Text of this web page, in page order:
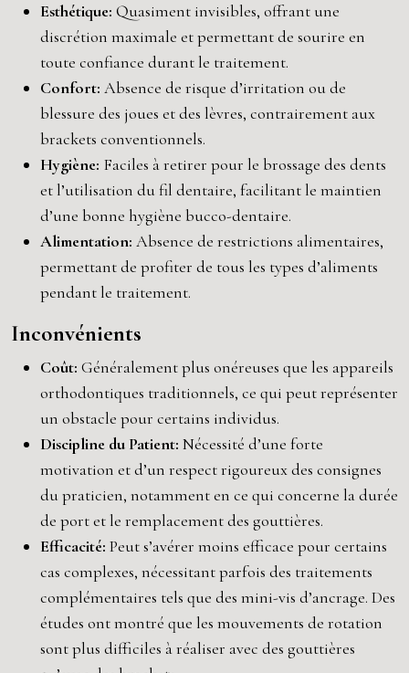
Esthétique: Quasiment invisibles, offrant une
discrétion maximale et permettant de sourire en
toute confiance durant le traitement.
Confort: Absence de risque d’irritation ou de
blessure des joues et des lèvres, contrairement aux
brackets conventionnels.
Hygiène: Faciles à retirer pour le brossage des dents
et l’utilisation du fil dentaire, facilitant le maintien
d’une bonne hygiène bucco-dentaire.
Alimentation: Absence de restrictions alimentaires,
permettant de profiter de tous les types d’aliments
pendant le traitement.
Inconvénients
Coût: Généralement plus onéreuses que les appareils
orthodontiques traditionnels, ce qui peut représenter
un obstacle pour certains individus.
Discipline du Patient: Nécessité d’une forte
motivation et d’un respect rigoureux des consignes
du praticien, notamment en ce qui concerne la durée
de port et le remplacement des gouttières.
Efficacité: Peut s’avérer moins efficace pour certains
cas complexes, nécessitant parfois des traitements
complémentaires tels que des mini-vis d’ancrage. Des
études ont montré que les mouvements de rotation
sont plus difficiles à réaliser avec des gouttières